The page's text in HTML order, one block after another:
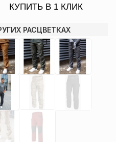
КУПИТЬ В 1 КЛИК
РАСЦВЕТКАХ